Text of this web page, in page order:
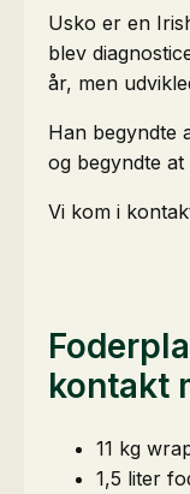
Usko er en
blev
år, men
Han begyndte
og begyndte at
Vi kom i
kontakt
11 kg
1,5 liter